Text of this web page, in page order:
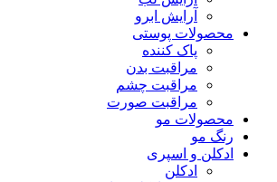
آرایش ابرو
محصولات پوستی
پاک کننده
مراقبت بدن
مراقبت چشم
مراقبت صورت
محصولات مو
رنگ مو
ادکلن و اسپری
ادکلن